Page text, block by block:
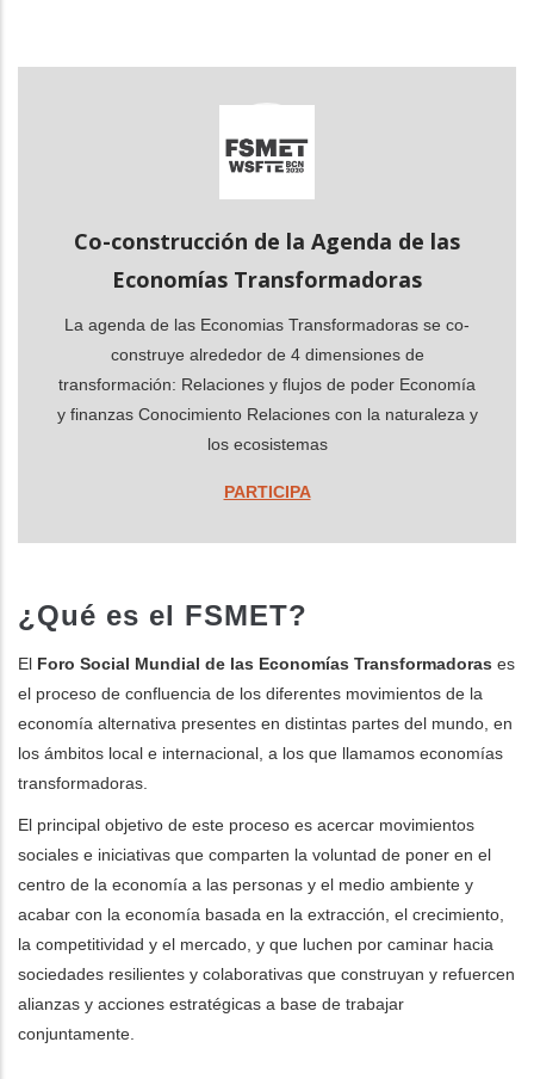
Co-construcción de la Agenda de las
Economías Transformadoras
La agenda de las Economias Transformadoras se co-
construye alrededor de 4 dimensiones de
transformación: Relaciones y flujos de poder Economía
y finanzas Conocimiento Relaciones con la naturaleza y
los ecosistemas
PARTICIPA
¿Qué es el FSMET?
El Foro Social Mundial de las Economías Transformadoras es
el proceso de confluencia de los diferentes movimientos de la
economía alternativa presentes en distintas partes del mundo, en
los ámbitos local e internacional, a los que llamamos economías
transformadoras.
El principal objetivo de este proceso es acercar movimientos
sociales e iniciativas que comparten la voluntad de poner en el
centro de la economía a las personas y el medio ambiente y
acabar con la economía basada en la extracción, el crecimiento,
la competitividad y el mercado, y que luchen por caminar hacia
sociedades resilientes y colaborativas que construyan y refuercen
alianzas y acciones estratégicas a base de trabajar
conjuntamente.